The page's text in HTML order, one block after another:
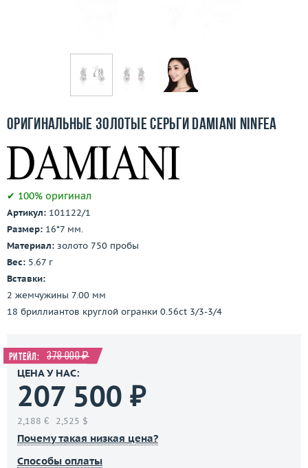
3D-тур по шоуруму
Оригинальные золотые серьги Damiani Ninfea
✔ 100% оригинал
Артикул: 101122/1
Размер: 16*7 мм.
Материал: золото 750 пробы
Вес: 5.67 г
Вставки:
2 жемчужины 7.00 мм
18 бриллиантов круглой огранки 0.56ct 3/3-3/4
Ритейл: 378 000 ₽
ЦЕНА У НАС:
207 500 ₽
2,188 € 2,525 $
Почему такая низкая цена?
Способы оплаты